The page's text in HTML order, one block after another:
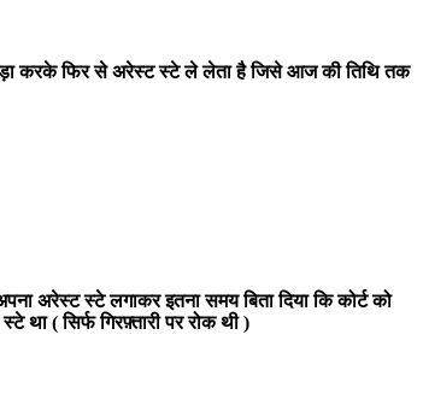
खड़ा करके फिर से अरेस्ट स्टे ले लेता है जिसे आज की तिथि तक
अरेस्ट स्टे लगाकर इतना समय बिता दिया कि कोर्ट को
था ( सिर्फ गिरफ़्तारी पर रोक थी )